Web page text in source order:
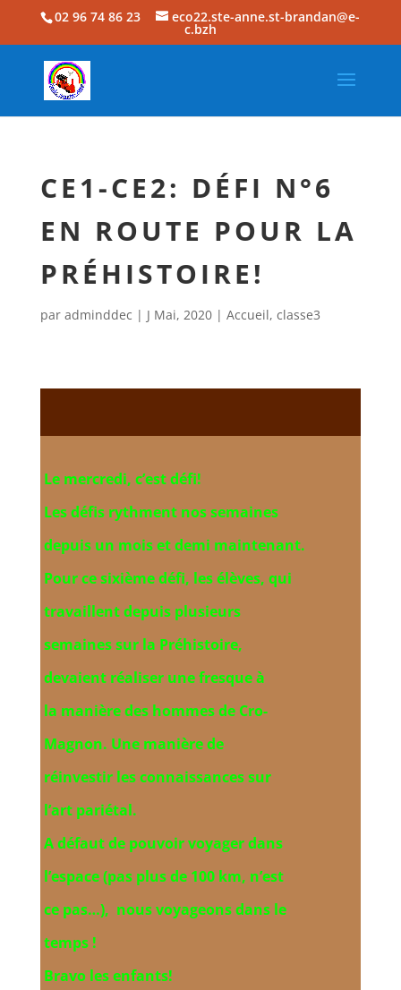
02 96 74 86 23 eco22.ste-anne.st-brandan@e-
c.bzh
CE1-CE2: DÉFI N°6
EN ROUTE POUR LA
PRÉHISTOIRE!
par adminddec | J Mai, 2020| Accueil, classe3
Le mercredi, c’est défi!
Les défis rythment nos semaines
depuis un moiset demi maintenant.
Pour ce sixième défi, les élèves, qui
travaillent depuis plusieurs
semainessur la Préhistoire,
devaient réaliser unefresque à
la manière des hommesdeCro-
Magnon. Une manière de
réinvestirles connaissances sur
l’artpariétal.
A défaut de pouvoir voyager dans
l’espace(pas plus de 100 km, n’est
ce pas…), nous voyageonsdans le
temps !
Bravo les enfants!